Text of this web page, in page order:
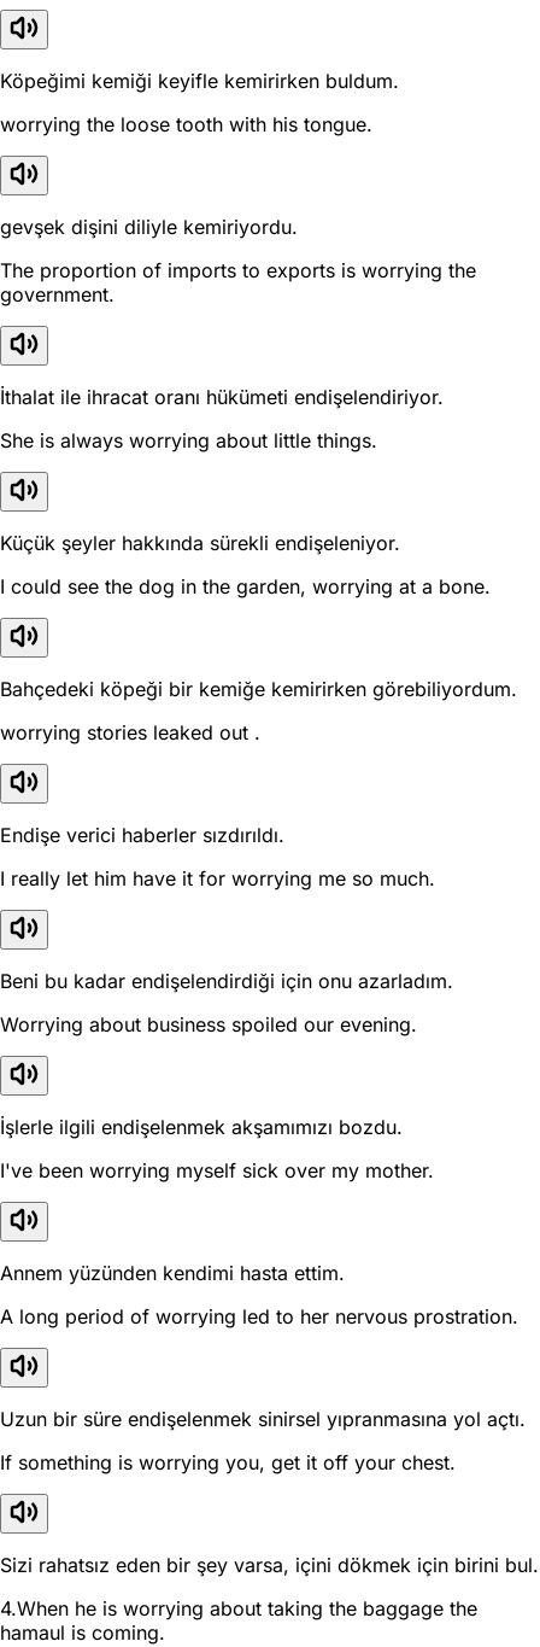
Köpeğimi kemiği keyifle kemirirken buldum.
worrying the loose tooth with his tongue.
gevşek dişini diliyle kemiriyordu.
The proportion of imports to exports is worrying the
government.
İthalat ile ihracat oranı hükümeti endişelendiriyor.
She is always worrying about little things.
Küçük şeyler hakkında sürekli endişeleniyor.
I could see the dog in the garden, worrying at a bone.
Bahçedeki köpeği bir kemiğe kemirirken görebiliyordum.
worrying stories leaked out .
Endişe verici haberler sızdırıldı.
I really let him have it for worrying me so much.
Beni bu kadar endişelendirdiği için onu azarladım.
Worrying about business spoiled our evening.
İşlerle ilgili endişelenmek akşamımızı bozdu.
I've been worrying myself sick over my mother.
Annem yüzünden kendimi hasta ettim.
A long period of worrying led to her nervous prostration.
Uzun bir süre endişelenmek sinirsel yıpranmasına yol açtı.
If something is worrying you, get it off your chest.
Sizi rahatsız eden bir şey varsa, içini dökmek için birini bul.
4.When he is worrying about taking the baggage the
hamaul is coming.